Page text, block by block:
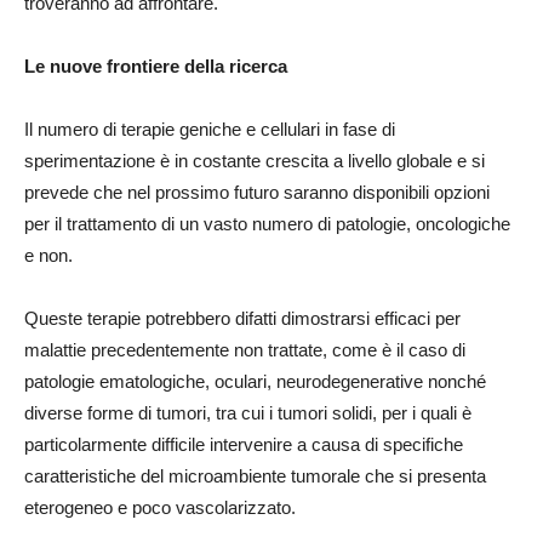
Le nuove frontiere della ricerca
Il numero di terapie geniche e cellulari in fase di
sperimentazione è in costante crescita a livello globale e si
prevede che nel prossimo futuro saranno disponibili opzioni
per il trattamento di un vasto numero di patologie, oncologiche
e non.
Queste terapie potrebbero difatti dimostrarsi efficaci per
malattie precedentemente non trattate, come è il caso di
patologie ematologiche, oculari, neurodegenerative nonché
diverse forme di tumori, tra cui i tumori solidi, per i quali è
particolarmente difficile intervenire a causa di specifiche
caratteristiche del microambiente tumorale che si presenta
eterogeneo e poco vascolarizzato.